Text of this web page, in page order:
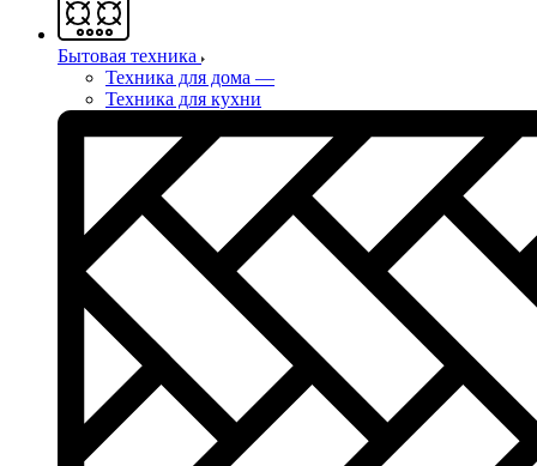
Бытовая техника
Техника для дома —
Техника для кухни